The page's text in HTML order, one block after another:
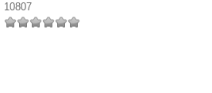
10807